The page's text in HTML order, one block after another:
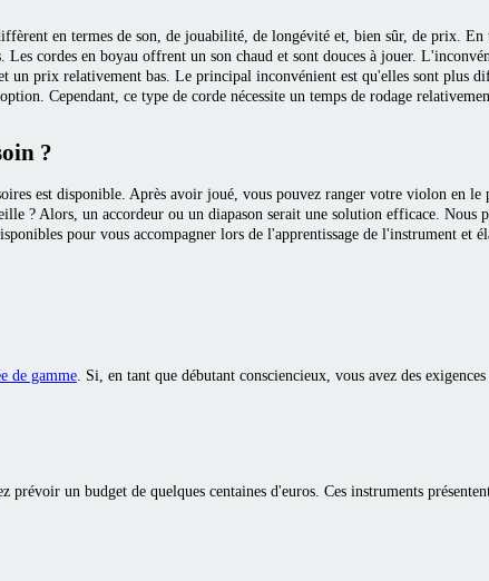
en termes de son, de jouabilité, de longévité et, bien sûr, de prix.
Les cordes en boyau offrent un son chaud et sont douces à jouer.
un prix relativement bas. Le principal inconvénient est qu'elles sont plus
Cependant, ce type de corde nécessite un temps de rodage
?
est disponible. Après avoir joué, vous pouvez ranger votre violon en le
? Alors, un accordeur ou un diapason serait une solution efficace. Nous
pour vous accompagner lors de l'apprentissage de l'instrument et
de gamme. Si, en tant que débutant consciencieux, vous avez des
un budget de quelques centaines d'euros. Ces instruments